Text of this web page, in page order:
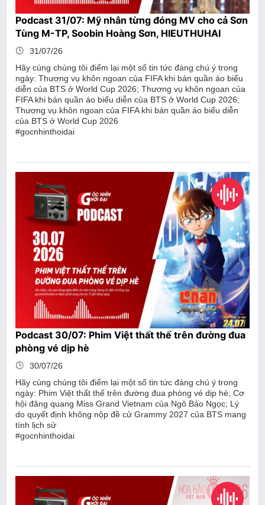
Podcast 31/07: Mỹ nhân từng đóng MV cho cả Sơn
Tùng M-TP, Soobin Hoàng Sơn, HIEUTHUHAI
31/07/26
Hãy cùng chúng tôi điểm lại một số tin tức đáng chú ý trong
ngày: Thương vụ khôn ngoan của FIFA khi bán quần áo biểu
diễn của BTS ở World Cup 2026; Thương vụ khôn ngoan của
FIFA khi bán quần áo biểu diễn của BTS ở World Cup 2026;
Thương vụ khôn ngoan của FIFA khi bán quần áo biểu diễn
của BTS ở World Cup 2026
#gocnhinthoidai
Podcast 30/07: Phim Việt thất thế trên đường đua
phòng vé dịp hè
30/07/26
Hãy cùng chúng tôi điểm lại một số tin tức đáng chú ý trong
ngày: Phim Việt thất thế trên đường đua phòng vé dịp hè; Cơ
hội đăng quang Miss Grand Vietnam của Ngô Bảo Ngọc; Lý
do quyết định không nộp đề cử Grammy 2027 của BTS mang
tính lịch sử
#gocnhinthoidai